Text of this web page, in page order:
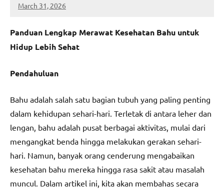
March 31, 2026
admin
Panduan Lengkap Merawat Kesehatan Bahu untuk
Hidup Lebih Sehat
Pendahuluan
Bahu adalah salah satu bagian tubuh yang paling penting
dalam kehidupan sehari-hari. Terletak di antara leher dan
lengan, bahu adalah pusat berbagai aktivitas, mulai dari
mengangkat benda hingga melakukan gerakan sehari-
hari. Namun, banyak orang cenderung mengabaikan
kesehatan bahu mereka hingga rasa sakit atau masalah
muncul. Dalam artikel ini, kita akan membahas secara